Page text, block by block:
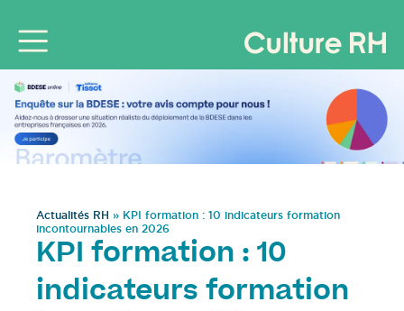
Actualités RH » KPI formation : 10 indicateurs formation
incontournables en 2026
KPI formation : 10
indicateurs formation